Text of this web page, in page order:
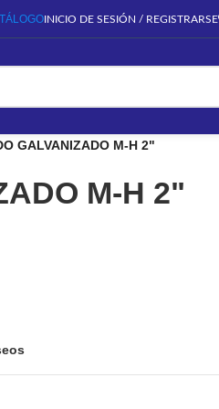
INICIO DE SESIÓN / REGISTRARSE
GALVANIZADO M-H 2"
M-H 2"